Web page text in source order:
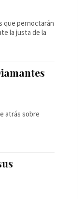
que pernoctarán
la justa de la
atrás sobre